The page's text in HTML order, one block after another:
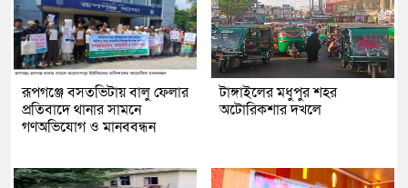
রূপগঞ্জে বসতভিটায় বালু ফেলার
প্রতিবাদে থানার সামনে
গণঅভিযোগ ও মানববন্ধন
টাঙ্গাইলের মধুপুর শহর
অটোরিকশার দখলে